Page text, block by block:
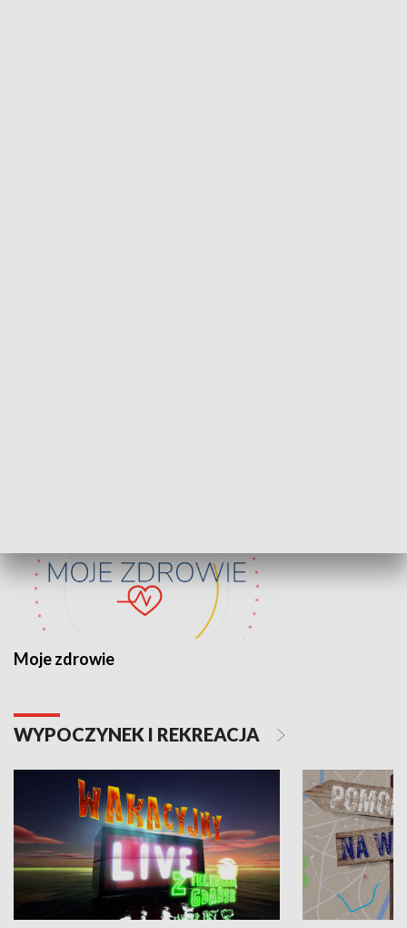
Moje zdrowie
WYPOCZYNEK I REKREACJA